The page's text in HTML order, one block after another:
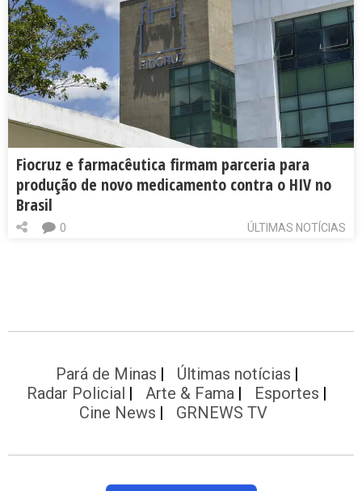
Fiocruz e farmacêutica firmam parceria para
produção de novo medicamento contra o HIV no
Brasil
ÚLTIMAS NOTÍCIAS
0
Pará de Minas
Últimas notícias
Radar Policial
Arte & Fama
Esportes
Cine News
GRNEWS TV